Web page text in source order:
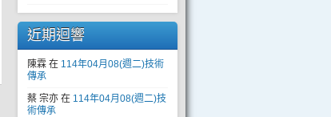
近期迴響
陳霖 在 114年04月08(週二)技術
傳承
蔡 宗亦 在 114年04月08(週二)技
術傳承